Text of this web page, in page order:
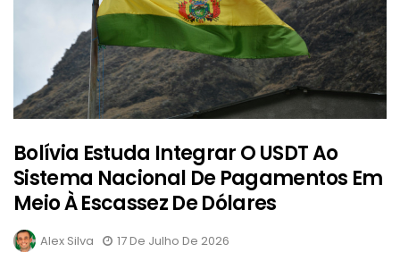
Bolívia Estuda Integrar O USDT Ao
Sistema Nacional De Pagamentos Em
Meio À Escassez De Dólares
Alex Silva 17 De Julho De 2026